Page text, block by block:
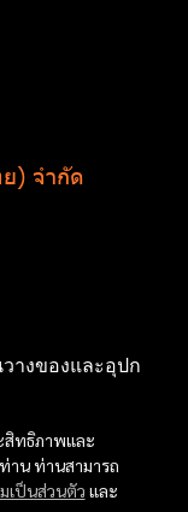
สิทธิภาพและ
าน ท่านสามารถ
เป็นส่วนตัว และ
) จำกัด
างของและอุปก